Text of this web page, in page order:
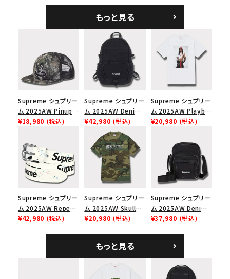
シックロゴ 6パネルキ
ャップ ブラック
もっと見る
Supreme シュプリー
ム 2025AW Pinup
Mesh Back 5-Panel
ュバック 5パネルキャ
ップ トゥルーティン
バーHTC フォールカ
¥18,980 (税込)
Supreme シュプリー
ム 2025AW Denim
Backpack デニム バ
ックパック ブラック
¥42,980 (税込)
Supreme シュプリー
ム 2025AW Playboi
Carti Tee プレイボ
¥20,980 (税込)
Supreme シュプリー
ム 2025AW Repeat
Leather Belt リピー
¥42,980 (税込)
Supreme シュプリー
ム 2025AW Skull
Tee スカル Tシャ
¥20,980 (税込)
Supreme シュプリー
ム 2025AW Denim
Shoulder Bag デニ
¥37,980 (税込)
もっと見る